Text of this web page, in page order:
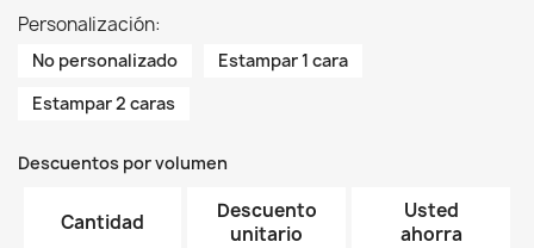
Personalización:
No personalizado
Estampar 1 cara
Estampar 2 caras
Descuentos por volumen
Cantidad
Descuento
unitario
Usted
ahorra